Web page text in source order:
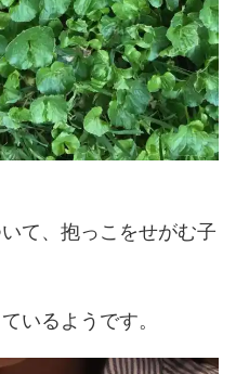
て、抱っこをせがむ子
いるようです。